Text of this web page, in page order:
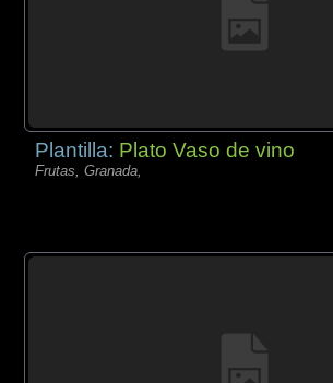
Plantilla: Plato Vaso de vino
Frutas, Granada,